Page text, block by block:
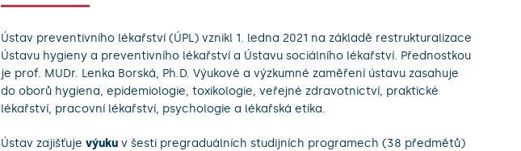
Ústav preventivního lékařství (ÚPL) vznikl 1. ledna 2021 na základě restrukturalizace
Ústavu hygieny a preventivního lékařství a Ústavu sociálního lékařství. Přednostkou
je prof. MUDr. Lenka Borská, Ph.D. Výukové a výzkumné zaměření ústavu zasahuje
do oborů hygiena, epidemiologie, toxikologie, veřejné zdravotnictví, praktické
lékařství, pracovní lékařství, psychologie a lékařská etika.
Ústav zajišťuje výukuv šesti pregraduálních studijních programech (38 předmětů)